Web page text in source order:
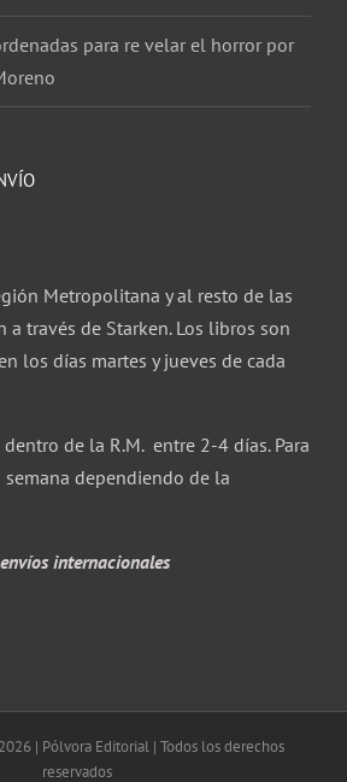
para re velar el horror por
Metropolitana y al resto de las
a través de Starken. Los libros son
los días martes y jueves de cada
de la R.M. entre 2-4 días. Para
dependiendo de la
internacionales
2026 | Pólvora Editorial | Todos los derechos
reservados